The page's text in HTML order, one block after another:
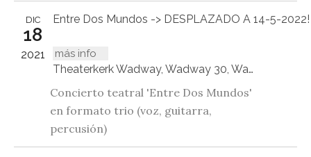
Entre Dos Mundos -> DESPLAZADO A 14-5-2022!
más info
DIC
18
2021
Theaterkerk Wadway, Wadway 30, Wadway
Concierto teatral 'Entre Dos Mundos'
en formato trio (voz, guitarra,
percusión)